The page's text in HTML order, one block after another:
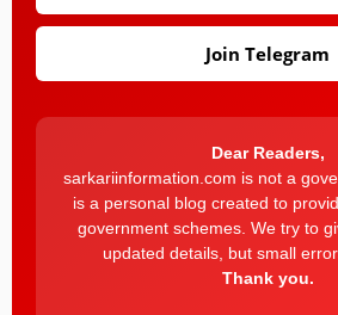
Join Telegram
Dear Readers,
sarkariinformation.com is not a
is a personal blog created to
government schemes. We try to
updated details, but small
Thank you.